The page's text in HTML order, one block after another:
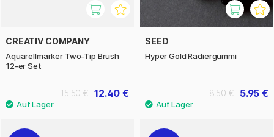
CREATIV COMPANY
Aquarellmarker Two-Tip Brush
12-er Set
12.40 €
15.50 €
SEED
Hyper Gold Radiergummi
5.95 €
8.50 €